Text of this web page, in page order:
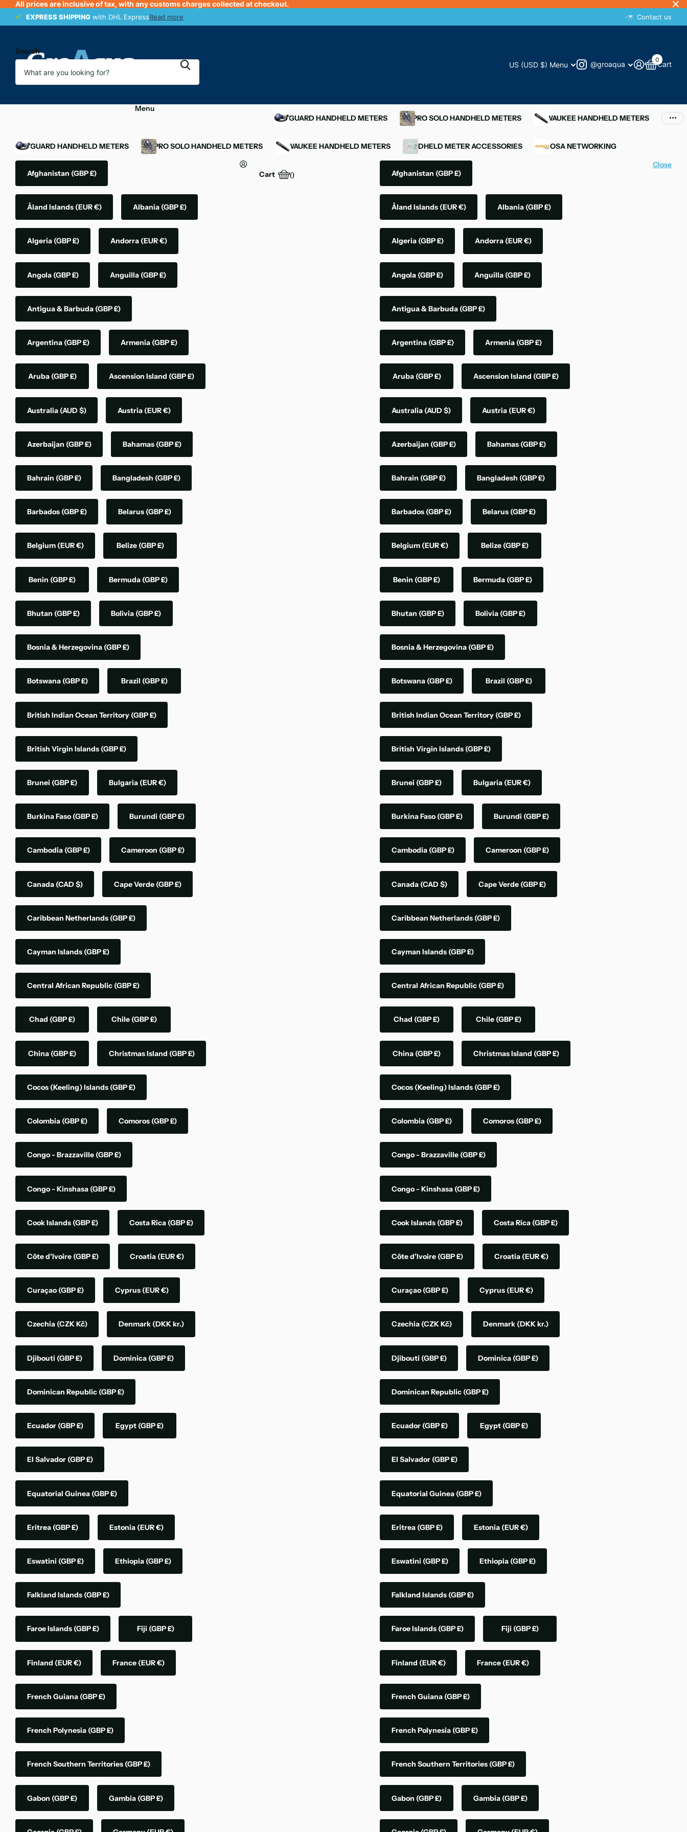
All prices are inclusive of tax, with any customs charges collected at checkout.
EXPRESS SHIPPING with DHL ExpressRead more
EXPRESS SHIPPING Contact us
Search
US (USD $) Menu @groaqua Cart
0
Menu
OXYGUARD HANDHELD METERS
YSI PRO SOLO HANDHELD METERS MILWAUKEE HANDHELD METERS
OXYGUARD HANDHELD METERS YSI PRO SOLO HANDHELD METERS MILWAUKEE HANDHELD METERS HANDHELD METER ACCESSORIES MIMOSA NETWORKING
Afghanistan (GBP £)
Åland Islands (EUR €) Albania (GBP £)
Algeria (GBP £) Andorra (EUR €)
Angola (GBP £) Anguilla (GBP £)
Antigua & Barbuda (GBP £)
Argentina (GBP £) Armenia (GBP £)
Aruba (GBP £) Ascension Island (GBP £)
Australia (AUD $) Austria (EUR €)
Azerbaijan (GBP £) Bahamas (GBP £)
Bahrain (GBP £) Bangladesh (GBP £)
Barbados (GBP £) Belarus (GBP £)
Belgium (EUR €) Belize (GBP £)
Benin (GBP £) Bermuda (GBP £)
Bhutan (GBP £) Bolivia (GBP £)
Bosnia & Herzegovina (GBP £)
Botswana (GBP £) Brazil (GBP £)
British Indian Ocean Territory (GBP £)
British Virgin Islands (GBP £)
Brunei (GBP £) Bulgaria (EUR €)
Burkina Faso(GBP £) Burundi (GBP £)
Cambodia (GBP £) Cameroon (GBP £)
Canada (CAD $) Cape Verde (GBP £)
Caribbean Netherlands (GBP £)
Cayman Islands (GBP £)
Central African Republic (GBP £)
Chad (GBP £) Chile (GBP £)
China (GBP £) Christmas Island (GBP £)
Cocos (Keeling) Islands (GBP £)
Colombia (GBP £) Comoros (GBP £)
Congo - Brazzaville (GBP £)
Congo - Kinshasa (GBP £)
Cook Islands (GBP £) Costa Rica (GBP £)
Côte d’Ivoire (GBP £) Croatia (EUR €)
Curaçao(GBP £) Cyprus (EUR €)
Czechia (CZK Kč) Denmark (DKK kr.)
Djibouti (GBP £) Dominica (GBP £)
Dominican Republic (GBP £)
Ecuador (GBP £) Egypt (GBP £)
El Salvador (GBP £)
Equatorial Guinea (GBP £)
Eritrea (GBP £) Estonia (EUR €)
Eswatini (GBP £) Ethiopia (GBP £)
Falkland Islands (GBP £)
Faroe Islands (GBP £) Fiji (GBP £)
Finland (EUR €) France (EUR €)
French Guiana (GBP £)
French Polynesia (GBP £)
French Southern Territories (GBP £)
Gabon (GBP £) Gambia (GBP £)
Cart 0 Afghanistan (GBP £)
Åland Islands (EUR €) Albania (GBP £)
Algeria (GBP £) Andorra (EUR €)
Angola (GBP £) Anguilla (GBP £)
Antigua & Barbuda (GBP £)
Argentina (GBP £) Armenia (GBP £)
Aruba (GBP £) Ascension Island (GBP £)
Australia (AUD $) Austria (EUR €)
Azerbaijan (GBP £) Bahamas (GBP £)
Bahrain (GBP £) Bangladesh (GBP £)
Barbados (GBP £) Belarus (GBP £)
Belgium (EUR €) Belize (GBP £)
Benin (GBP £) Bermuda (GBP £)
Bhutan (GBP £) Bolivia (GBP £)
Bosnia & Herzegovina (GBP £)
Botswana (GBP £) Brazil (GBP £)
British Indian Ocean Territory (GBP £)
British Virgin Islands (GBP £)
Brunei (GBP £) Bulgaria (EUR €)
Burkina Faso(GBP £) Burundi (GBP £)
Cambodia (GBP £) Cameroon (GBP £)
Canada (CAD $) Cape Verde (GBP £)
Caribbean Netherlands (GBP £)
Cayman Islands (GBP £)
Central African Republic (GBP £)
Chad (GBP £) Chile (GBP £)
China (GBP £) Christmas Island (GBP £)
Cocos (Keeling) Islands (GBP £)
Colombia (GBP £) Comoros (GBP £)
Congo - Brazzaville (GBP £)
Congo - Kinshasa (GBP £)
Cook Islands (GBP £) Costa Rica (GBP £)
Côte d’Ivoire (GBP £) Croatia (EUR €)
Curaçao(GBP £) Cyprus (EUR €)
Czechia (CZK Kč) Denmark (DKK kr.)
Djibouti (GBP £) Dominica (GBP £)
Dominican Republic (GBP £)
Ecuador (GBP £) Egypt (GBP £)
El Salvador (GBP £)
Equatorial Guinea (GBP £)
Eritrea (GBP £) Estonia (EUR €)
Eswatini (GBP £) Ethiopia (GBP £)
Falkland Islands (GBP £)
Faroe Islands (GBP £) Fiji (GBP £)
Finland (EUR €) France (EUR €)
French Guiana (GBP £)
French Polynesia (GBP £)
French Southern Territories (GBP £)
Gabon (GBP £) Gambia (GBP £)
Close